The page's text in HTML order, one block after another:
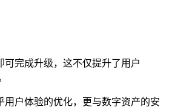
完成升级，这不仅提升了用户
用户体验的优化，更与数字资产的安